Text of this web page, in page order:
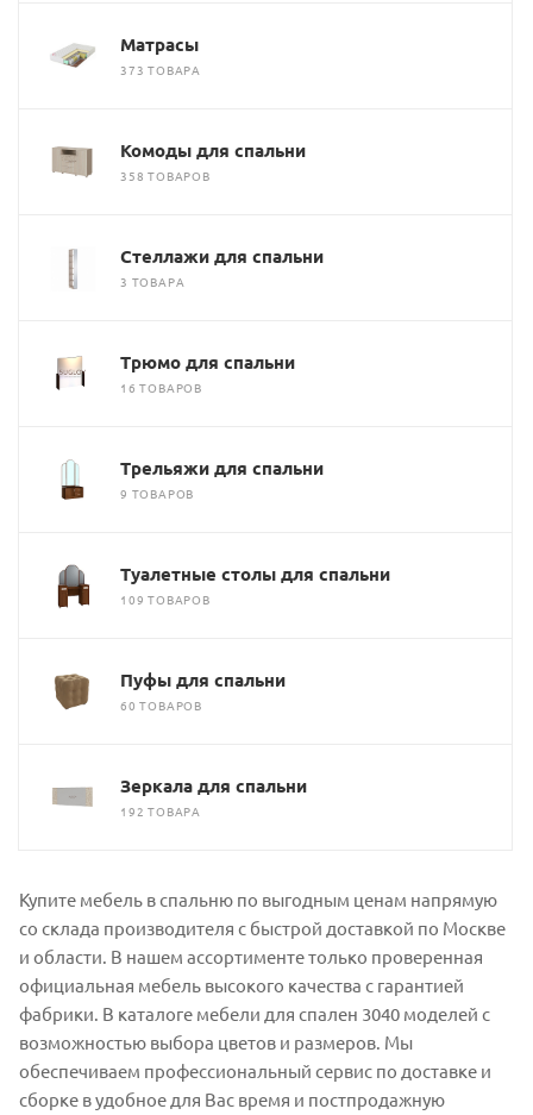
Матрасы
373 ТОВАРА
Комоды для спальни
358 ТОВАРОВ
Стеллажи для спальни
3 ТОВАРА
Трюмо для спальни
16 ТОВАРОВ
Трельяжи для спальни
9 ТОВАРОВ
Туалетные столы для спальни
109 ТОВАРОВ
Пуфы для спальни
60 ТОВАРОВ
Зеркала для спальни
192 ТОВАРА
Купите мебель в спальню по выгодным ценам напрямую
со склада производителя с быстрой доставкой по Москве
и области. В нашем ассортименте только проверенная
официальная мебель высокого качества с гарантией
фабрики. В каталоге мебели для спален 3040 моделей с
возможностью выбора цветов и размеров. Мы
обеспечиваем профессиональный сервис по доставке и
сборке в удобное для Вас время и постпродажную